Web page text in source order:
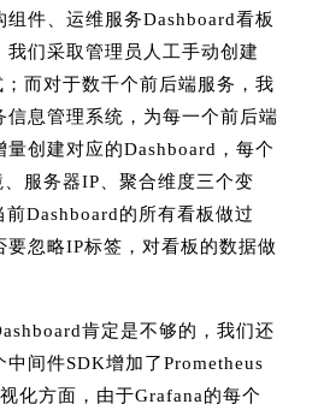
件、运维服务Dashboard看板
们采取管理员人工手动创建
而对于数千个前后端服务，我
信息管理系统，为每一个前后端
量创建对应的Dashboard，每个
服务器IP、聚合维度三个变
Dashboard的所有看板做过
忽略IP标签，对看板的数据做
肯定是不够的，我们还
间件SDK增加了Prometheus
化方面，由于Grafana的每个